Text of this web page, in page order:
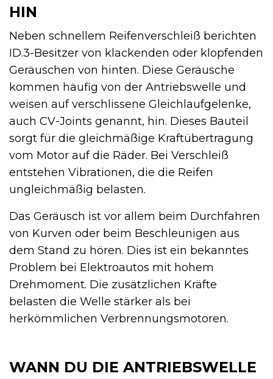
HIN
Neben schnellem Reifenverschleiß berichten
ID.3-Besitzer von klackenden oder klopfenden
Geräuschen von hinten. Diese Geräusche
kommen häufig von der Antriebswelle und
weisen auf verschlissene Gleichlaufgelenke,
auch CV-Joints genannt, hin. Dieses Bauteil
sorgt für die gleichmäßige Kraftübertragung
vom Motor auf die Räder. Bei Verschleiß
entstehen Vibrationen, die die Reifen
ungleichmäßig belasten.
Das Geräusch ist vor allem beim Durchfahren
von Kurven oder beim Beschleunigen aus
dem Stand zu hören. Dies ist ein bekanntes
Problem bei Elektroautos mit hohem
Drehmoment. Die zusätzlichen Kräfte
belasten die Welle stärker als bei
herkömmlichen Verbrennungsmotoren.
WANN DU DIE ANTRIEBSWELLE